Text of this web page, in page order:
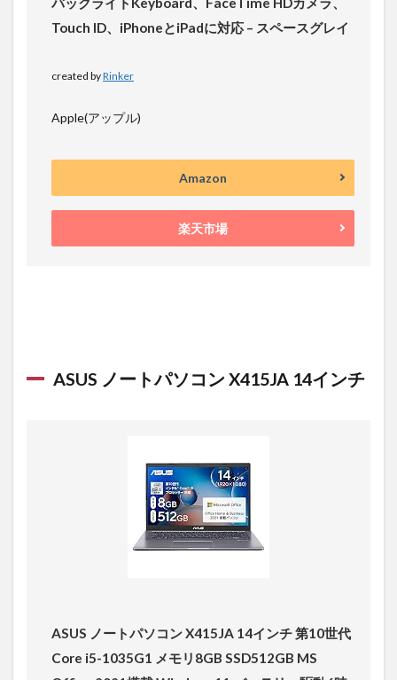
Touch ID、iPhoneとiPadに対応 – スペースグレイ
created byRinker
Apple(アップル)
Amazon
楽天市場
ASUS ノートパソコン X415JA 14インチ
ASUS ノートパソコン X415JA 14インチ 第10世代
Core i5-1035G1 メモリ8GB SSD512GB MS